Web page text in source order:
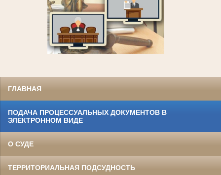
ГЛАВНАЯ
ПОДАЧА ПРОЦЕССУАЛЬНЫХ ДОКУМЕНТОВ В
ЭЛЕКТРОННОМ ВИДЕ
О СУДЕ
ТЕРРИТОРИАЛЬНАЯ ПОДСУДНОСТЬ